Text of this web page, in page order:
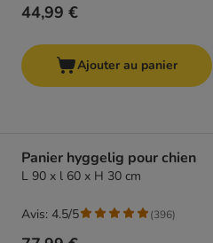
44,99 €
Ajouter au panier
Panier hyggelig pour chien
L 90 x l 60 x H 30 cm
Avis: 4.5/5 (396)